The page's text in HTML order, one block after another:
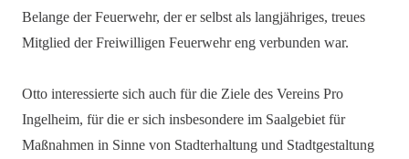
Belange der Feuerwehr, der er selbst als langjähriges, treues
Mitglied der Freiwilligen Feuerwehr eng verbunden war.
Otto interessierte sich auch für die Ziele des Vereins Pro
Ingelheim, für die er sich insbesondere im Saalgebiet für
Maßnahmen in Sinne von Stadterhaltung und Stadtgestaltung